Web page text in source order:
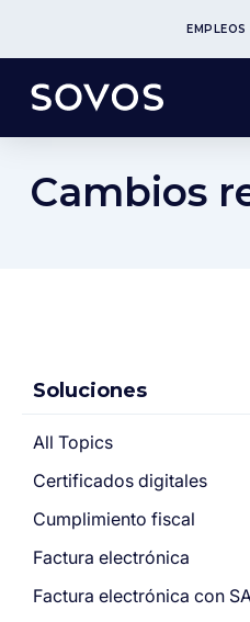
EMPLEOS
Cambios
Soluciones
All Topics
Certificados digitales
Cumplimiento fiscal
Factura electrónica
Factura electrónica con